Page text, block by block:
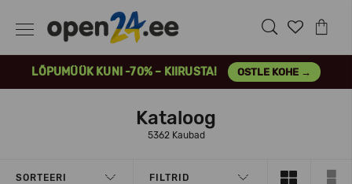
LÕPUMÜÜK KUNI -70% – KIIRUSTA! OSTLE KOHE →
Kataloog
5362 Kaubad
SORTEERI FILTRID